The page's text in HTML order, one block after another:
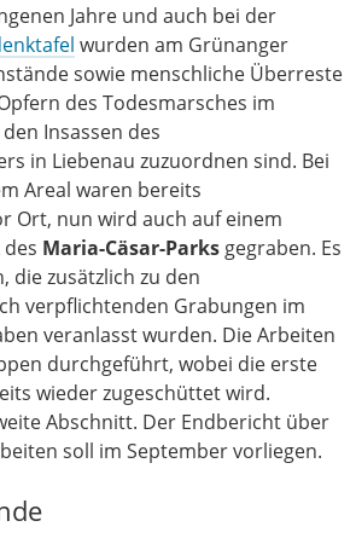
Jahre und auch bei der
wurden am Grünanger
sowie menschliche Überreste
des Todesmarsches im
Insassen des
in Liebenau zuzuordnen sind. Bei
Areal waren bereits
Ort, nun wird auch auf einem
Maria-Cäsar-Parks gegraben. Es
die zusätzlich zu den
verpflichtenden Grabungen im
veranlasst wurden. Die Arbeiten
durchgeführt, wobei die erste
wieder zugeschüttet wird.
Abschnitt. Der Endbericht über
soll im September vorliegen.